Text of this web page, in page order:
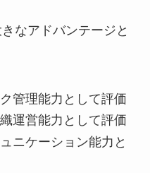
なアドバンテージと
管理能力として評価
運営能力として評価
ニケーション能力と